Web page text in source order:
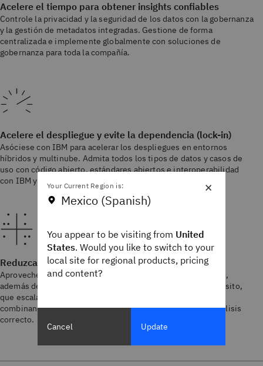
Acelere el tiempo para obtener insights confiables
Controle la privacidad y la seguridad de los datos con la gobernanza
y la gestión de metadatos integradas. Gestione de forma
centralizada e implemente globalmente con soluciones de
gobernanza para toda la compañía.
Acelere el despliegue y evite la dependencia (lock-in)
Asóciese con IBM para acelerar los despliegues en entornos
híbridos y multinube. Admita todos los tipos de datos y casos de
uso con código abierto, estándares abiertos e interoperabilidad
con IBM y servicios de terceros.
Reduzca el costo de analytics
Aproveche el cómputo y el almacenamiento de menor costo,
además de los motores de análisis adecuados para su propósito,
que escalan de forma dinámica para ampliarlos o reducirlos,
combinando la carga de trabajo correcta con el motor de análisis
correcto.
×
Your Current Region is:
Mexico (Spanish)
You appear to be visiting from United
States. Would you like to switch to your
local site for regional products, pricing
and content?
Cancel Update